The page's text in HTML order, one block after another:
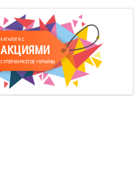
КАТАЛОГИ С
АКЦИЯМИ
СУПЕРМАРКЕТОВ УКРАИНЫ